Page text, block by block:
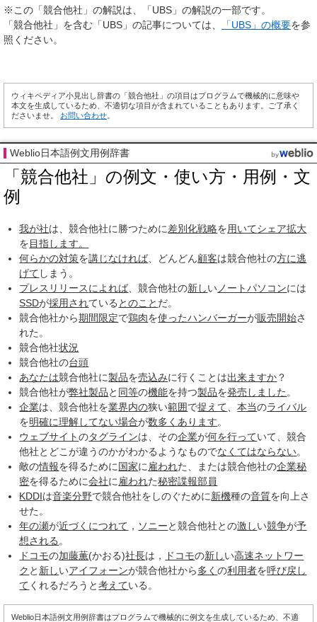
※この「競合他社」の解説は、「UBS」の解説の一部です。
「競合他社」を含む「UBS」の記事については、
「UBS」の概要を参
照ください。
ウィキペディア小見出し辞書の「競合他社」の項目はプログラムで機械的に意味や
本文を生成しているため、不適切な項目が含まれていることもあります。ご了承く
ださいませ。 お問い合わせ
Weblio日本語例文用例辞書
「競合他社」の例文・使い方・用例・文
例
我が社は、競合他社に勝つために差別化戦略を用いてシェア拡大
を目指し ます。
何らかの対策を講じなければ 、どんどん顧客は競合他社の方に逃
げて しまう。
プレスリリースによれば 、競合他社の新しい ノートパソコンには
SSDが採用されている とのこと だ。
競合他社から期間限定で鶏肉を使ったハンバーガーが販売開始さ
れた。
競合他社状況
競合他社の台頭
あなたは競合他社に製品を売込みに行くことは出来ますか ？
競合他社が弊社製品と 同等の機能を持つ製品を発売しました 。
企業は、競合他社を業界内の狭い範囲で捉えて 、本当のライバル
を明確に理解してない場合が数多く あります。
ウェブサイトのタグラインは、その企業が何を行っていて、競合
他社とどこが違うのかがわかるようなものでなくてはならない。
敵の情報を得るために 国家に 雇われた、または競合他社の企業秘
密を得るために会社に 雇われた秘密諜報部員
KDDIは音楽分野で競合他社をしのぐために新機種の音質を向上さ
せた。
年の瀬が近づく につれて ， ソニーと競合他社との激しい競争が予
想される 。
ドコモの加藤薫(かおる)社長は， ドコモの新しい高速ネットワー
ク と 新しいアイフォーンが競合他社から多くの利用者を呼び戻し
て くれるだろうと考えている。
Weblio日本語例文用例辞書はプログラムで機械的に例文を生成しているため、不適